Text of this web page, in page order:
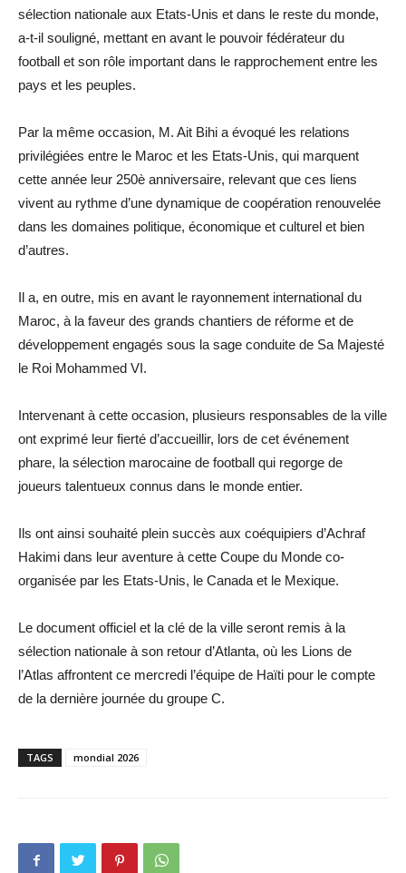
sélection nationale aux Etats-Unis et dans le reste du monde,
a-t-il souligné, mettant en avant le pouvoir fédérateur du
football et son rôle important dans le rapprochement entre les
pays et les peuples.
Par la même occasion, M. Ait Bihi a évoqué les relations
privilégiées entre le Maroc et les Etats-Unis, qui marquent
cette année leur 250è anniversaire, relevant que ces liens
vivent au rythme d’une dynamique de coopération renouvelée
dans les domaines politique, économique et culturel et bien
d’autres.
Il a, en outre, mis en avant le rayonnement international du
Maroc, à la faveur des grands chantiers de réforme et de
développement engagés sous la sage conduite de Sa Majesté
le Roi Mohammed VI.
Intervenant à cette occasion, plusieurs responsables de la ville
ont exprimé leur fierté d’accueillir, lors de cet événement
phare, la sélection marocaine de football qui regorge de
joueurs talentueux connus dans le monde entier.
Ils ont ainsi souhaité plein succès aux coéquipiers d’Achraf
Hakimi dans leur aventure à cette Coupe du Monde co-
organisée par les Etats-Unis, le Canada et le Mexique.
Le document officiel et la clé de la ville seront remis à la
sélection nationale à son retour d’Atlanta, où les Lions de
l’Atlas affrontent ce mercredi l’équipe de Haïti pour le compte
de la dernière journée du groupe C.
TAGS mondial 2026